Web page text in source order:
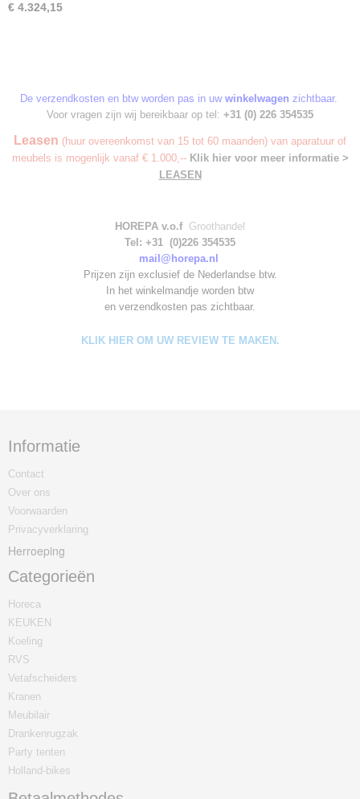
€ 4.324,15
De verzendkosten en btw worden pas in uw winkelwagen zichtbaar.
Voor vragen zijn wij bereikbaar op tel: +31 (0) 226 354535
Leasen (huur overeenkomst van 15 tot 60 maanden) van aparatuur of
meubels is mogenlijk vanaf € 1.000,-- Klik hier voor meer informatie >
LEASEN
HOREPA v.o.f Groothandel
Tel: +31 (0)226 354535
mail@horepa.nl
Prijzen zijn exclusief de Nederlandse btw.
In het winkelmandje worden btw
en verzendkosten pas zichtbaar.
KLIK HIER OM UW REVIEW TE MAKEN.
Informatie
Contact
Over ons
Voorwaarden
Privacyverklaring
Herroeping
Categorieën
Horeca
KEUKEN
Koeling
RVS
Vetafscheiders
Kranen
Meubilair
Drankenrugzak
Party tenten
Holland-bikes